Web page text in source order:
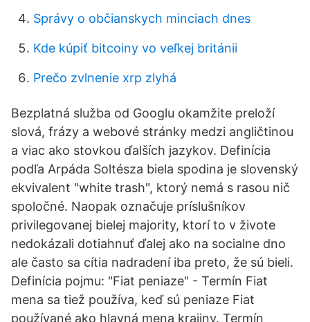
Správy o občianskych minciach dnes
Kde kúpiť bitcoiny vo veľkej británii
Prečo zvlnenie xrp zlyhá
Bezplatná služba od Googlu okamžite preloží
slová, frázy a webové stránky medzi angličtinou
a viac ako stovkou ďalších jazykov. Definícia
podľa Arpáda Soltésza biela spodina je slovenský
ekvivalent "white trash", ktorý nemá s rasou nič
spoločné. Naopak označuje príslušníkov
privilegovanej bielej majority, ktorí to v živote
nedokázali dotiahnuť ďalej ako na socialne dno
ale často sa cítia nadradení iba preto, že sú bieli.
Definícia pojmu: "Fiat peniaze" - Termín Fiat
mena sa tiež používa, keď sú peniaze Fiat
používané ako hlavná mena krajiny. Termín